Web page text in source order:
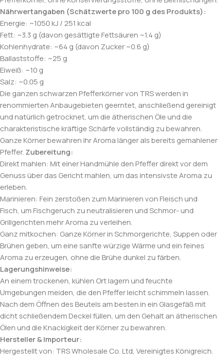
Nährwertangaben (Schätzwerte pro 100 g des Produkts):
Energie: ~1050 kJ / 251 kcal
Fett: ~3.3 g (davon gesättigte Fettsäuren ~1.4 g)
Kohlenhydrate: ~64 g (davon Zucker ~0.6 g)
Ballaststoffe: ~25 g
Eiweiß: ~10 g
Salz: ~0.05 g
Die ganzen schwarzen Pfefferkörner von TRS werden in
renommierten Anbaugebieten geerntet, anschließend gereinigt
und natürlich getrocknet, um die ätherischen Öle und die
charakteristische kräftige Schärfe vollständig zu bewahren.
Ganze Körner bewahren ihr Aroma länger als bereits gemahlener
Pfeffer. Zubereitung:
Direkt mahlen: Mit einer Handmühle den Pfeffer direkt vor dem
Genuss über das Gericht mahlen, um das intensivste Aroma zu
erleben.
Marinieren: Fein zerstoßen zum Marinieren von Fleisch und
Fisch, um Fischgeruch zu neutralisieren und Schmor- und
Grillgerichten mehr Aroma zu verleihen.
Ganz mitkochen: Ganze Körner in Schmorgerichte, Suppen oder
Brühen geben, um eine sanfte würzige Wärme und ein feines
Aroma zu erzeugen, ohne die Brühe dunkel zu färben.
Lagerungshinweise:
An einem trockenen, kühlen Ort lagern und feuchte
Umgebungen meiden, die den Pfeffer leicht schimmeln lassen.
Nach dem Öffnen des Beutels am besten in ein Glasgefäß mit
dicht schließendem Deckel füllen, um den Gehalt an ätherischen
Ölen und die Knackigkeit der Körner zu bewahren.
Hersteller & Importeur:
Hergestellt von: TRS Wholesale Co. Ltd, Vereinigtes Königreich.